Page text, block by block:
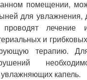
помещении,
для увлажнения,
лечение
и
терапию.
капель.